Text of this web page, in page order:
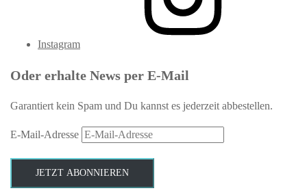
Instagram
Oder erhalte News per E-Mail
Garantiert kein Spam und Du kannst es jederzeit abbestellen.
E-Mail-Adresse
JETZT ABONNIEREN